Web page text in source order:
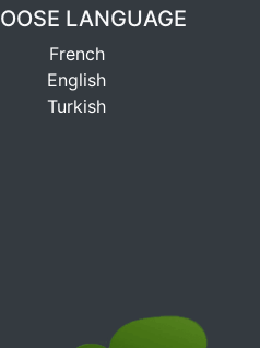
LANGUAGE
French
English
Turkish